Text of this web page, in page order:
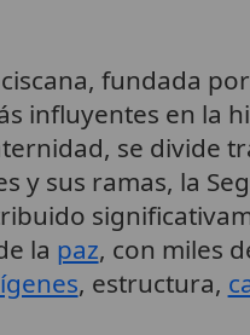
fundada por
influyentes en la
se divide
y sus ramas, la
la paz, con miles
, estructura,